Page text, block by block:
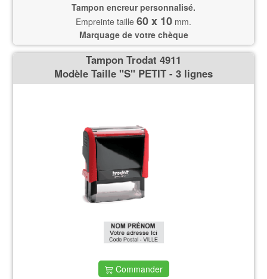
Tampon encreur personnalisé.
Empreinte taille 60 x 10 mm.
Marquage de votre chèque
Tampon Trodat 4911
Modèle Taille ''S'' PETIT - 3 lignes
Commander